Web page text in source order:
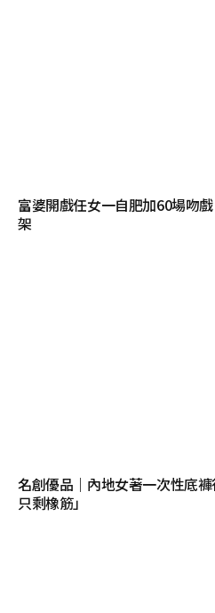
富婆開戲任女一自肥加60場吻
架
名創優品｜內地女著一次性底
只剩橡筋」